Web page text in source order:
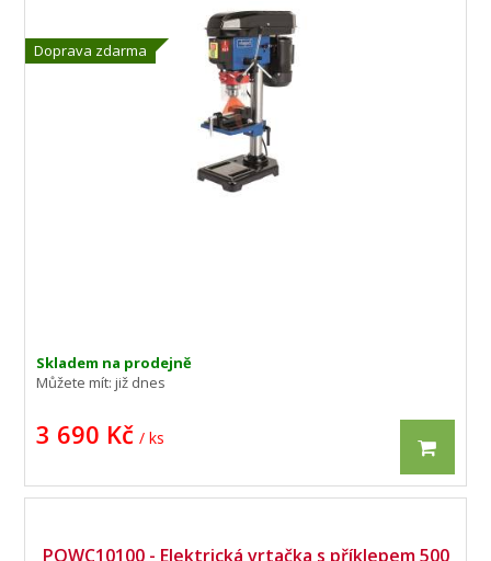
Doprava zdarma
Skladem na prodejně
Můžete mít:již dnes
3 690 Kč / ks
POWC10100 - Elektrická vrtačka s příklepem 500